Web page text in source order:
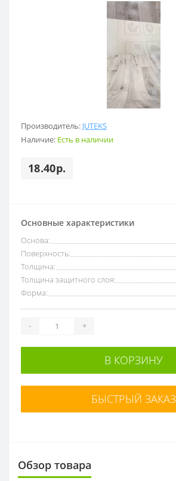
Производитель: JUTEKS
Наличие: Есть в наличии
18.40р.
Основные характеристики
Основа:
Поверхность:
Толщина:
Толщина защитного слоя:
Форма:
- +
В КОРЗИНУ
БЫСТРЫЙ ЗАКАЗ
Обзор товара